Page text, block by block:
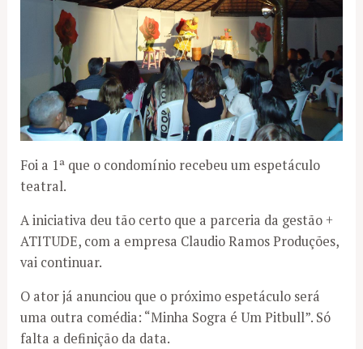
Foi a 1ª que o condomínio recebeu um espetáculo
teatral.
A iniciativa deu tão certo que a parceria da gestão +
ATITUDE, com a empresa Claudio Ramos Produções,
vai continuar.
O ator já anunciou que o próximo espetáculo será
uma outra comédia: “Minha Sogra é Um Pitbull”. Só
falta a definição da data.